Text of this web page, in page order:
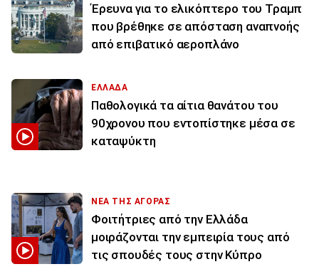
Έρευνα για το ελικόπτερο του Τραμπ
που βρέθηκε σε απόσταση αναπνοής
από επιβατικό αεροπλάνο
ΕΛΛΑΔΑ
Παθολογικά τα αίτια θανάτου του
90χρονου που εντοπίστηκε μέσα σε
καταψύκτη
ΝΕΑ ΤΗΣ ΑΓΟΡΑΣ
Φοιτήτριες από την Ελλάδα
μοιράζονται την εμπειρία τους από
τις σπουδές τους στην Κύπρο